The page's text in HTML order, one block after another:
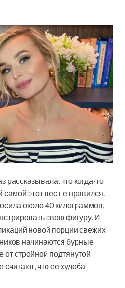
рассказывала, что когда-то
самой этот вес не нравился.
около 40 килограммов,
свою фигуру. И
новой порции свежих
начинаются бурные
от стройной подтянутой
что ее худоба